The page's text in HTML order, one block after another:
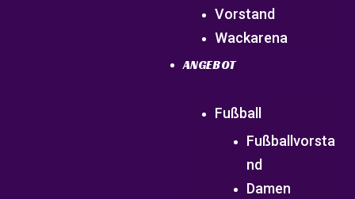
Vorstand
Wackarena
ANGEBOT
Fußball
Fußballvorsta
nd
Damen